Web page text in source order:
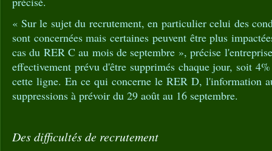
« Sur le sujet du recrutement, en particulier celui des
sont concernées mais certaines peuvent être plus
cas du RER C au mois de septembre », précise
effectivement prévu d'être supprimés chaque jour, soit
cette ligne. En ce qui concerne le RER D, l'information
suppressions à prévoir du 29 août au 16 septembre.
Des difficultés de recrutement